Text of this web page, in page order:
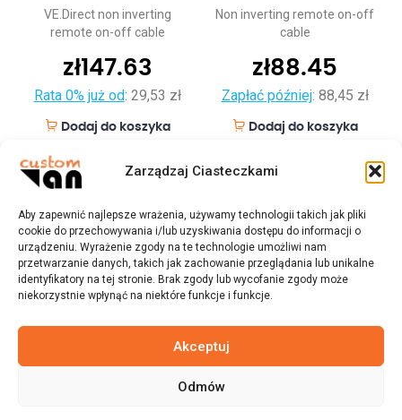
Zarządzaj Ciasteczkami
Aby zapewnić najlepsze wrażenia, używamy technologii takich jak pliki
cookie do przechowywania i/lub uzyskiwania dostępu do informacji o
urządzeniu. Wyrażenie zgody na te technologie umożliwi nam
przetwarzanie danych, takich jak zachowanie przeglądania lub unikalne
identyfikatory na tej stronie. Brak zgody lub wycofanie zgody może
niekorzystnie wpłynąć na niektóre funkcje i funkcje.
Akceptuj
Odmów
VE.Direct non inverting
remote on-off cable
zł147.63
Rata 0% już od: 29,53 zł
Dodaj do koszyka
Non inverting remote on-off
cable
zł88.45
Zapłać później: 88,45 zł
Dodaj do koszyka